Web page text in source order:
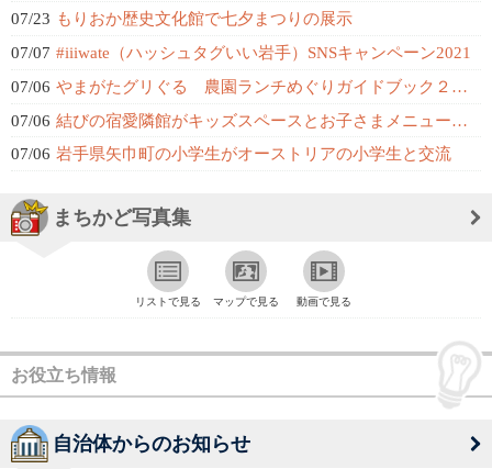
07/23 もりおか歴史文化館で七夕まつりの展示
07/07 #iiiwate（ハッシュタグいい岩手）SNSキャンペーン2021
07/06 やまがたグリぐる 農園ランチめぐりガイドブック２０２１
07/06 結びの宿愛隣館がキッズスペースとお子さまメニューをリニューアル
07/06 岩手県矢巾町の小学生がオーストリアの小学生と交流
まちかど写真集
リストで見る マップで見る 動画で見る
お役立ち情報
自治体からのお知らせ